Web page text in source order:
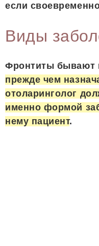
если
Виды
Фронтиты бывают
прежде чем
отоларинголог
именно формой
нему пациент.